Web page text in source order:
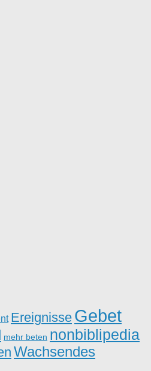
Ereignisse Gebet
mehr beten nonbiblipedia
Wachsendes